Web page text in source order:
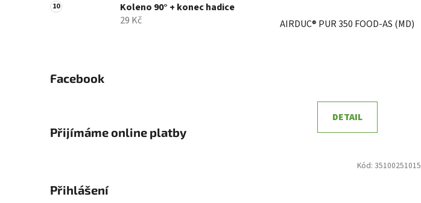
Koleno 90° + konec hadice
29 Kč
Facebook
Přijímáme online platby
Přihlášení
AIRDUC® PUR 350 FOOD-AS (MD)
DETAIL
Kód: 35100251015